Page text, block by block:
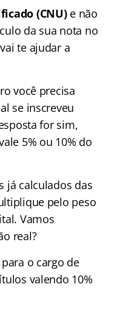
(CNU)e não
da sua nota no
te ajudar a
você precisa
se inscreveu
for sim,
5% ou 10% do
já calculados das
pelo peso
Vamos
real?
o cargo de
valendo 10%